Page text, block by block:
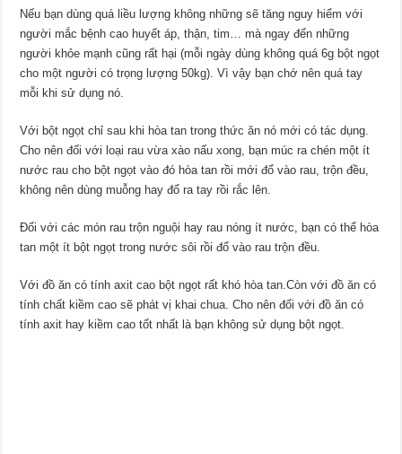
Nếu bạn dùng quá liều lượng không những sẽ tăng nguy hiểm với
người mắc bệnh cao huyết áp, thận, tim… mà ngay đến những
người khỏe mạnh cũng rất hại (mỗi ngày dùng không quá 6g bột ngọt
cho một người có trọng lượng 50kg). Vì vậy bạn chớ nên quá tay
mỗi khi sử dụng nó.
Với bột ngọt chỉ sau khi hòa tan trong thức ăn nó mới có tác dụng.
Cho nên đối với loại rau vừa xào nấu xong, bạn múc ra chén một ít
nước rau cho bột ngọt vào đó hòa tan rồi mới đổ vào rau, trộn đều,
không nên dùng muỗng hay đổ ra tay rồi rắc lên.
Đối với các món rau trộn nguội hay rau nóng ít nước, bạn có thể hòa
tan một ít bột ngọt trong nước sôi rồi đổ vào rau trộn đều.
Với đồ ăn có tính axit cao bột ngọt rất khó hòa tan.Còn với đồ ăn có
tính chất kiềm cao sẽ phát vị khai chua. Cho nên đối với đồ ăn có
tính axit hay kiềm cao tốt nhất là bạn không sử dụng bột ngọt.